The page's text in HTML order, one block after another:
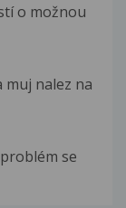
o možnou
muj nalez na
se